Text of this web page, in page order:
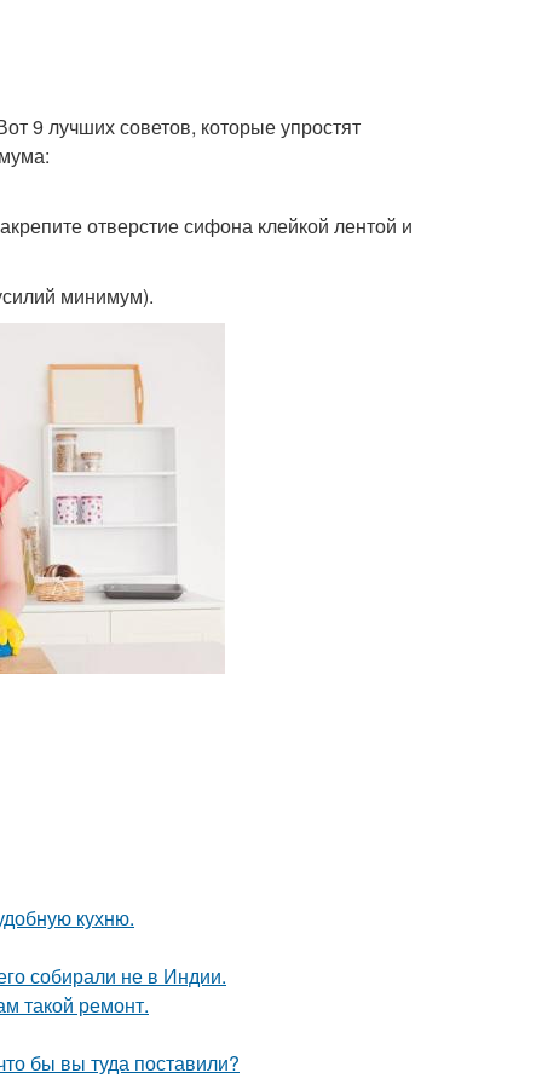
9 лучших советов, которые упростят
отверстие сифона клейкой лентой и
минимум).
кухню.
собирали не в Индии.
такой ремонт.
бы вы туда поставили?